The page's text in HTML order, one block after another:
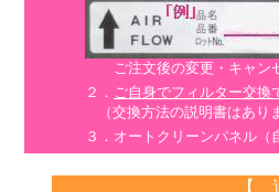
ご注文後の変更・キャン
２． ご自身でフィルター交換
（交換方法の説明書はあり
３．オートクリーンパネル
【